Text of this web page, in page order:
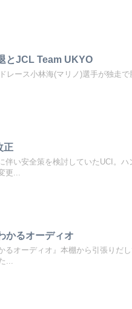
とJCL Team UKYO
レース小林海(マリノ)選手が独走
正
伴い安全策を検討していたUCI。
更...
かるオーディオ
るオーディオ』本棚から引張りだ
...